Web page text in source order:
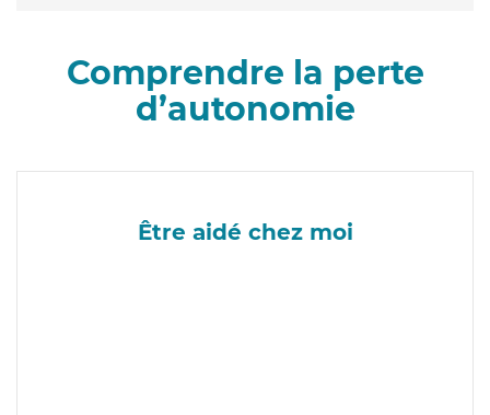
Comprendre la perte
d’autonomie
Être aidé chez moi